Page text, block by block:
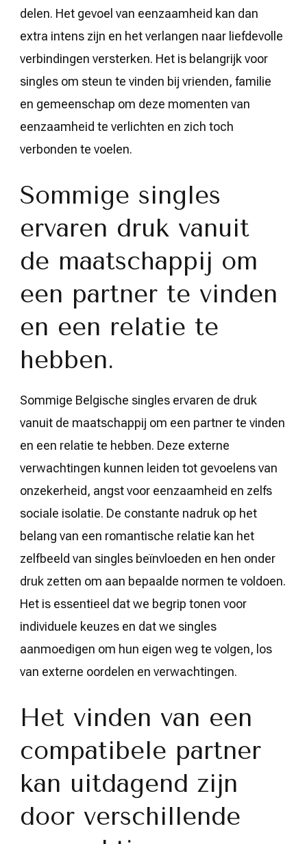
delen. Het gevoel van eenzaamheid kan dan
extra intens zijn en het verlangen naar liefdevolle
verbindingen versterken. Het is belangrijk voor
singles om steun te vinden bij vrienden, familie
en gemeenschap om deze momenten van
eenzaamheid te verlichten en zich toch
verbonden te voelen.
Sommige singles
ervaren druk vanuit
de maatschappij om
een partner te vinden
en een relatie te
hebben.
Sommige Belgische singles ervaren de druk
vanuit de maatschappij om een partner te vinden
en een relatie te hebben. Deze externe
verwachtingen kunnen leiden tot gevoelens van
onzekerheid, angst voor eenzaamheid en zelfs
sociale isolatie. De constante nadruk op het
belang van een romantische relatie kan het
zelfbeeld van singles beïnvloeden en hen onder
druk zetten om aan bepaalde normen te voldoen.
Het is essentieel dat we begrip tonen voor
individuele keuzes en dat we singles
aanmoedigen om hun eigen weg te volgen, los
van externe oordelen en verwachtingen.
Het vinden van een
compatibele partner
kan uitdagend zijn
door verschillende